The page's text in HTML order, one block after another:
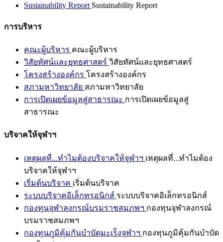
Sustainability Report Sustainability Report
การบริหาร
คณะผู้บริหาร คณะผู้บริหาร
วิสัยทัศน์และยุทธศาสตร์ วิสัยทัศน์และยุทธศาสตร์
โครงสร้างองค์กร โครงสร้างองค์กร
สภามหาวิทยาลัย สภามหาวิทยาลัย
การเปิดเผยข้อมูลสู่สาธารณะ การเปิดเผยข้อมูลสู่
สาธารณะ
บริจาคให้จุฬาฯ
เหตุผลที่...ทำไมต้องบริจาคให้จุฬาฯ เหตุผลที่...ทำไมต้อง
บริจาคให้จุฬาฯ
เริ่มต้นบริจาค เริ่มต้นบริจาค
ระบบบริจาคอิเล็กทรอนิกส์ ระบบบริจาคอิเล็กทรอนิกส์
กองทุนจุฬาลงกรณ์บรมราชสมภพฯ กองทุนจุฬาลงกรณ์
บรมราชสมภพฯ
กองทุนภูมิคุ้มกันบำบัดมะเร็งจุฬาฯ กองทุนภูมิคุ้มกันบำบัด